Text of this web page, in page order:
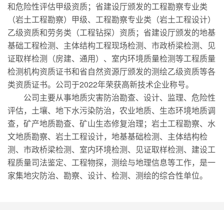
和危险性评估甲级资质；省建设厅颁发的工程勘察专业类
（岩土工程勘察）甲级、工程勘察专业类（岩土工程设计）
乙级资质和劳务类（工程钻探）资质；省建设厅颁发的地基
基础工程检测、主体结构工程现场检测、市政桥梁检测、见
证取样检测（房建、通用）、室内环境质量检测等工程质量
检测机构资质证书和省自然资源厅颁发的测绘乙级资质等各
类资质证书。公司于2022年荣获高新技术企业称号。
公司主要从事地质灾害防治勘查、设计、监理、危险性
评估，土壤、地下水污染防治，农业地质、生态环境地质调
查，矿产地质勘查、矿山生态修复治理；岩土工程勘察、水
文地质勘察、岩土工程设计，地基基础检测、主体结构检
测、市政桥梁检测、室内环境检测、见证取样检测、建设工
程质量司法鉴定、工程物探，测绘与地理信息等工作，是一
家集地灾防治、勘察、设计、检测、测绘的综合性单位。